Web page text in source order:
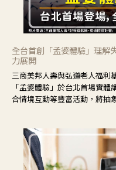
全台首創「孟婆體驗」理
力展開
三商美邦人壽與弘道老人福利
「孟婆體驗」於台北首場實
合情境互動等豐富活動，將抽